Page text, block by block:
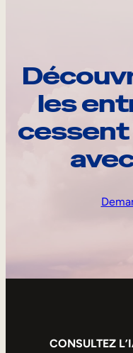
les
cessent
CONSULTEZ